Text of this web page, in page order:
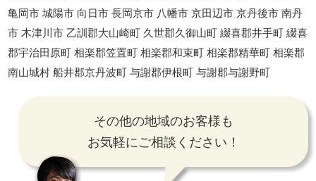
亀岡市 城陽市 向日市 長岡京市 八幡市 京田辺市 京丹後市 南丹
市 木津川市 乙訓郡大山崎町 久世郡久御山町 綴喜郡井手町 綴喜
郡宇治田原町 相楽郡笠置町 相楽郡和束町 相楽郡精華町 相楽郡
南山城村 船井郡京丹波町 与謝郡伊根町 与謝郡与謝野町
その他の地域のお客様も
お気軽にご相談ください！